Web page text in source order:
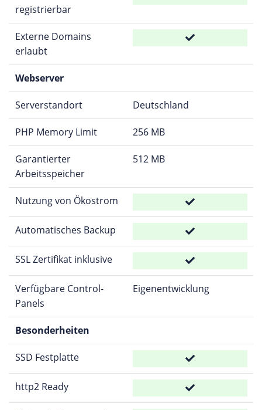
registrierbar
Externe Domains
erlaubt
Webserver
Serverstandort Deutschland
PHP Memory Limit 256 MB
Garantierter
Arbeitsspeicher
512 MB
Nutzung von Ökostrom
Automatisches Backup
SSL Zertifikat inklusive
Verfügbare Control-
Panels
Eigenentwicklung
Besonderheiten
SSD Festplatte
http2 Ready